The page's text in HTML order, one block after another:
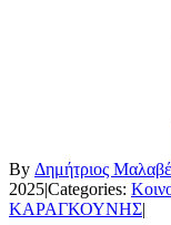
By Δημήτριος
2025|Categories:
ΚΑΡΑΓΚΟΥΝΗΣ|